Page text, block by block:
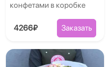
конфетами в коробке
4266₽ Заказать